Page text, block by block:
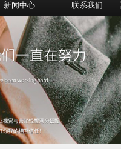
新闻中心 联系我们